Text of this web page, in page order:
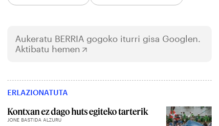
Aukeratu BERRIA gogoko iturri gisa Googlen.
Aktibatu hemen
ERLAZIONATUTA
Kontxan ez dago huts egiteko tarterik
JONE BASTIDA ALZURU